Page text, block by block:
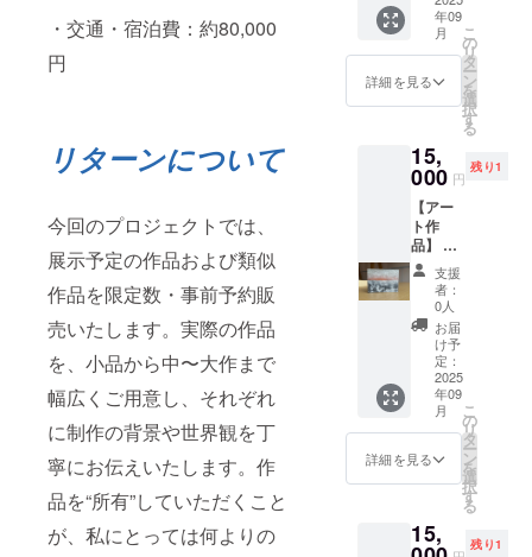
・交通・宿泊費：約80,000
円
リターンについて
今回のプロジェクトでは、
展示予定の作品および類似
作品を限定数・事前予約販
売いたします。実際の作品
を、小品から中〜大作まで
幅広くご用意し、それぞれ
に制作の背景や世界観を丁
寧にお伝えいたします。作
品を“所有”していただくこと
が、私にとっては何よりの
お使い
のモニ
ター環
境によ
面上の
色味が
若干異
なる場
合がご
ざいま
す。あ
らかじ
めご了
承くだ
さい。
②【う
つろ
い、う
つろ
う】 ・
アクリ
クスト
メディ
ア ・サ
イズ：
W210㎜
×H170
㎜ ・
ご住所
等お送
り先を
お知ら
せくだ
さい ・
お使い
のモニ
ター環
境によ
面上の
色味が
年09
月
詳細を見る
こ
の
リ
タ
ー
ン
を
選
択
す
る
15,
000 円
残り1
【アー
ト作
品】 ・
お礼
メッ
セージ
付き ・
作品1点
もの ・
作品A-
③【う
つろ
い、う
つろ
う】 ・
アクリ
クスト
メディ
支援
者：
0人
お届
け予
定：
2025
年09
月
詳細を見る
こ
の
リ
タ
ー
ン
を
選
択
す
る
15, 残り1